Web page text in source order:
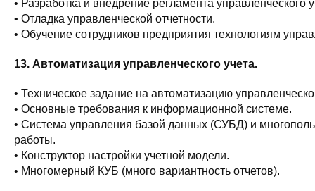
• Разработка и внедрение регламента управленческого
• Отладка управленческой отчетности.
• Обучение сотрудников предприятия технологиям
13. Автоматизация управленческого учета.
• Техническое задание на автоматизацию
• Основные требования к информационной системе.
• Система управления базой данных (СУБД) и
работы.
• Конструктор настройки учетной модели.
• Многомерный КУБ (много вариантность отчетов).